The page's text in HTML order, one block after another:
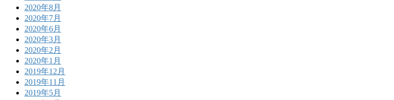
2020年8月
2020年7月
2020年6月
2020年3月
2020年2月
2020年1月
2019年12月
2019年11月
2019年5月